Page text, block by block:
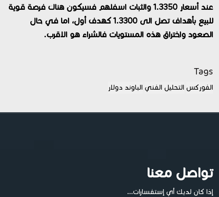
عند أسعار 1.3350 والثبات اسفلهم فسيكون هناك فرصة قوية
للبيع بأهداف تصل الى 1.3300 كهدف أول، اما في حال
الصعود واختراق هذه المستويات فالشراء هو الاقرب.
Tags
الفوركس التحليل الفني الباوند دولار
تواصل معنا
إذا كان لديك أي إستفسارات...